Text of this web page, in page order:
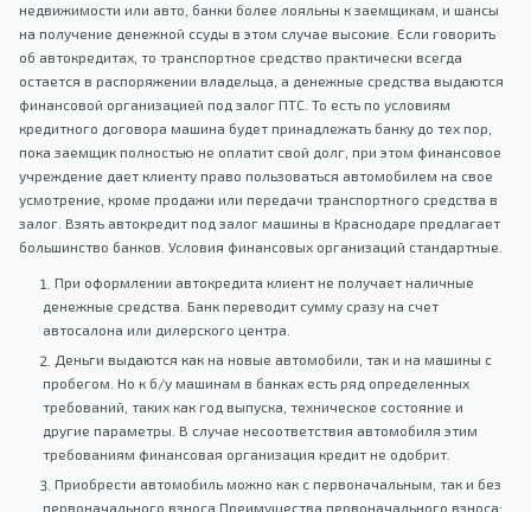
недвижимости или авто, банки более лояльны к заемщикам, и шансы
на получение денежной ссуды в этом случае высокие. Если говорить
об автокредитах, то транспортное средство практически всегда
остается в распоряжении владельца, а денежные средства выдаются
финансовой организацией под залог ПТС. То есть по условиям
кредитного договора машина будет принадлежать банку до тех пор,
пока заемщик полностью не оплатит свой долг, при этом финансовое
учреждение дает клиенту право пользоваться автомобилем на свое
усмотрение, кроме продажи или передачи транспортного средства в
залог. Взять автокредит под залог машины в Краснодаре предлагает
большинство банков. Условия финансовых организаций стандартные.
При оформлении автокредита клиент не получает наличные
денежные средства. Банк переводит сумму сразу на счет
автосалона или дилерского центра.
Деньги выдаются как на новые автомобили, так и на машины с
пробегом. Но к б/у машинам в банках есть ряд определенных
требований, таких как год выпуска, техническое состояние и
другие параметры. В случае несоответствия автомобиля этим
требованиям финансовая организация кредит не одобрит.
Приобрести автомобиль можно как с первоначальным, так и без
первоначального взноса.Преимущества первоначального взноса: